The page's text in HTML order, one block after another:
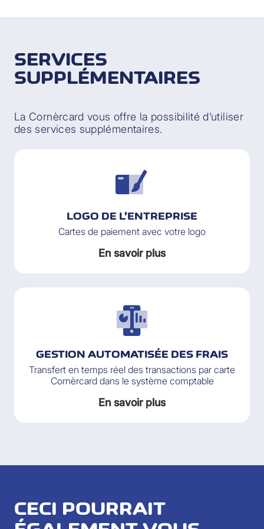
SERVICES
SUPPLÉMENTAIRES
La Cornèrcard vous offre la possibilité d’utiliser
des services supplémentaires.
LOGO DE L’ENTREPRISE
Cartes de paiement avec votre logo
En savoir plus
GESTION AUTOMATISÉE DES FRAIS
Transfert en temps réel des transactions par carte
Cornèrcard dans le système comptable
En savoir plus
CECI POURRAIT